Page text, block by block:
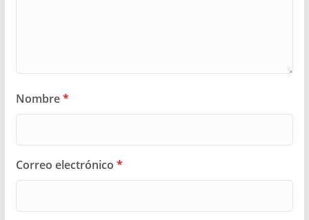
Nombre*
Correo electrónico *